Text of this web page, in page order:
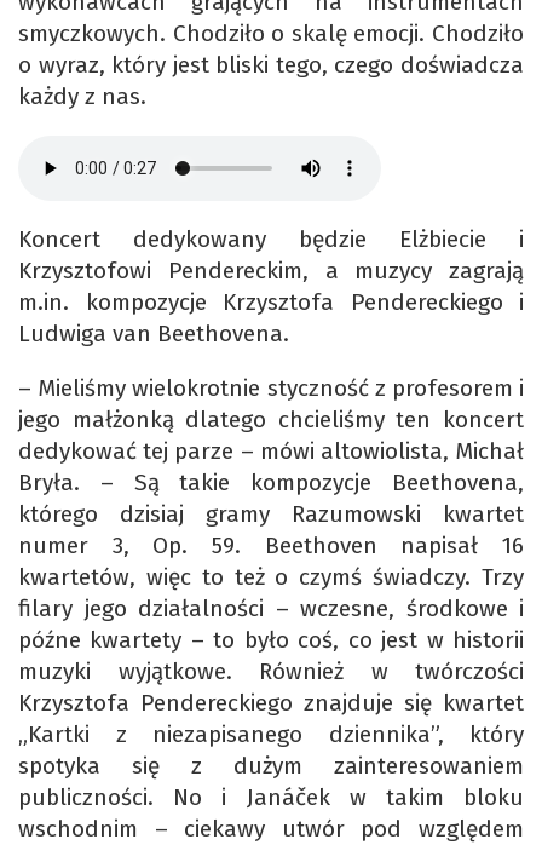
smyczkowych. Chodziło o skalę emocji. Chodziło
o wyraz, który jest bliski tego, czego doświadcza
każdy z nas.
Koncert dedykowany będzie Elżbiecie i
Krzysztofowi Pendereckim, a muzycy zagrają
m.in. kompozycje Krzysztofa Pendereckiego i
Ludwiga van Beethovena.
– Mieliśmy wielokrotnie styczność z profesorem i
jego małżonką dlatego chcieliśmy ten koncert
dedykować tej parze – mówi altowiolista, Michał
Bryła. – Są takie kompozycje Beethovena,
którego dzisiaj gramy Razumowski kwartet
numer 3, Op. 59. Beethoven napisał 16
kwartetów, więc to też o czymś świadczy. Trzy
filary jego działalności – wczesne, środkowe i
późne kwartety – to było coś, co jest w historii
muzyki wyjątkowe. Również w twórczości
Krzysztofa Pendereckiego znajduje się kwartet
„Kartki z niezapisanego dziennika”, który
spotyka się z dużym zainteresowaniem
publiczności. No i Janáček w takim bloku
wschodnim – ciekawy utwór pod względem